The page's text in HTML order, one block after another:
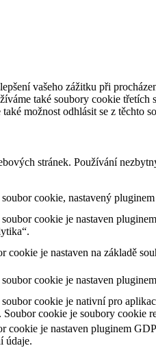
vašeho zážitku při
také soubory cookie
možnost odhlásit se z
stránek. Používání
cookie, nastavený
soubor cookie je nastaven
cookie je nastaven na základě
soubor cookie je nastaven
cookie je nativní pro
Soubor cookie je soubory cookie
cookie je nastaven pluginem
údaje.